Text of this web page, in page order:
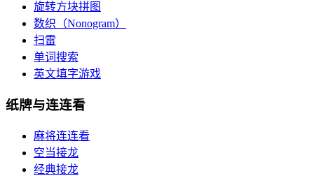
旋转方块拼图
数织（Nonogram）
扫雷
单词搜索
英文填字游戏
纸牌与连连看
麻将连连看
空当接龙
经典接龙